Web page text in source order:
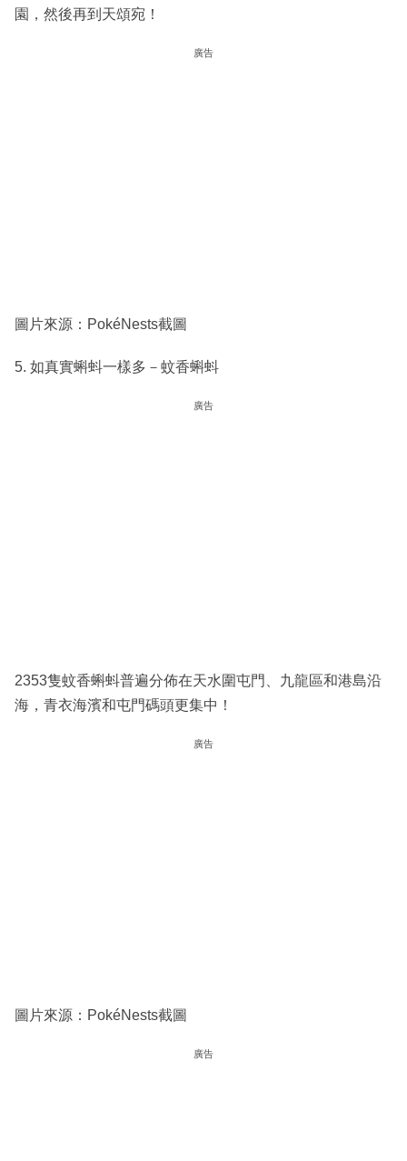
園，然後再到天頌宛！
廣告
圖片來源：PokéNests截圖
5. 如真實蝌蚪一樣多－蚊香蝌蚪
廣告
2353隻蚊香蝌蚪普遍分佈在天水圍屯門、九龍區和港島沿
海，青衣海濱和屯門碼頭更集中！
廣告
圖片來源：PokéNests截圖
廣告